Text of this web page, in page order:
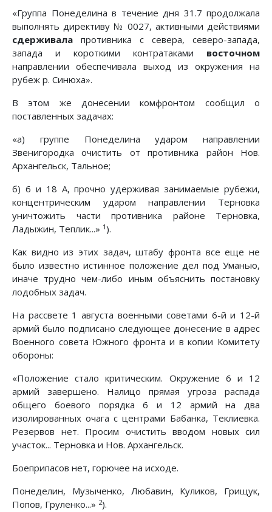
«Группа Понеделина в течение дня 31.7 продолжала
вы­полнять директиву № 0027, активными действиями
сдержи­вала противника с севера, северо-запада,
запада и короткими контратаками восточном
направлении обеспечивала выход из окружения на
рубеж р. Синюха».
В этом же донесении комфронтом сообщил о
поставлен­ных задачах:
«а) группе Понеделина ударом направлении
Звенигородка очистить от противника район Нов.
Архангельск, Тальное;
б) 6 и 18 А, прочно удерживая занимаемые рубежи,
кон­центрическим ударом направлении Терновка
уничтожить ча­сти противника районе Терновка,
Ладыжин, Теплик...» 1).
Как видно из этих задач, штабу фронта все еще не
было известно истинное положение дел под Уманью,
иначе трудно чем-либо иным объяснить постановку
лодобных задач.
На рассвете 1 августа военными советами 6-й и 12-й
ар­мий было подписано следующее донесение в адрес
Военного совета Южного фронта и в копии Комитету
обороны:
«Положение стало критическим. Окружение 6 и 12
армий завершено. Налицо прямая угроза распада
общего боевого порядка 6 и 12 армий на два
изолированных очага с цент­рами Бабанка, Теклиевка.
Резервов нет. Просим очистить вводом новых сил
участок... Терновка и Нов. Архангельск.
Боеприпасов нет, горючее на исходе.
Понеделин, Музыченко, Любавин, Куликов, Грищук,
По­пов, Груленко...» 2).